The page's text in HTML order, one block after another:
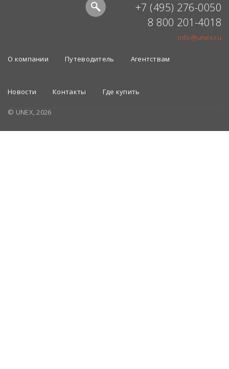
+7 (495) 276-0050
8 800 201-4018
info@unex.ru
О компании Путеводитель Агентствам
Новости Контакты Где купить
© UNEX, 2026